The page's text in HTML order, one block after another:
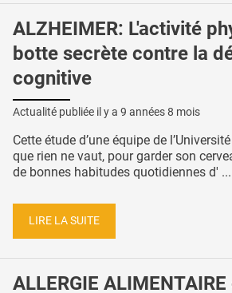
ALZHEIMER: L'activité
botte secrète contre la
cognitive
Actualité publiée il y a 9 années 8 mois
Cette étude d’une équipe de
que rien ne vaut, pour garder son
de bonnes habitudes quotidiennes d' ...
LIRE LA SUITE
ALLERGIE